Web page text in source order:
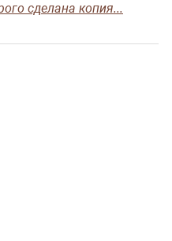
сделана копия...